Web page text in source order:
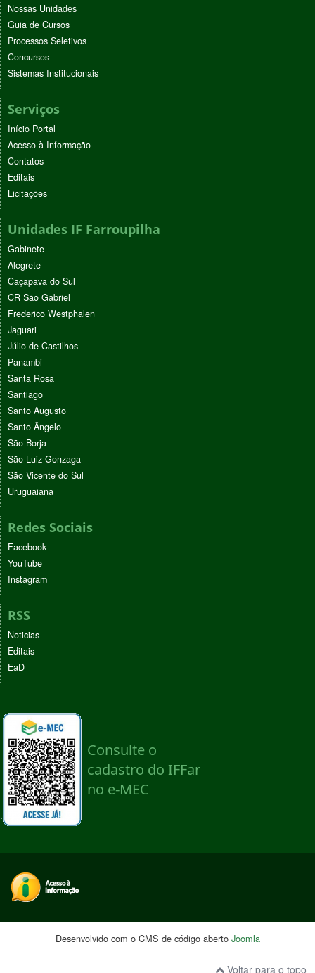
Nossas Unidades
Guia de Cursos
Processos Seletivos
Concursos
Sistemas Institucionais
Serviços
Início Portal
Acesso à Informação
Contatos
Editais
Licitações
Unidades IF Farroupilha
Gabinete
Alegrete
Caçapava do Sul
CR São Gabriel
Frederico Westphalen
Jaguari
Júlio de Castilhos
Panambi
Santa Rosa
Santiago
Santo Augusto
Santo Ângelo
São Borja
São Luiz Gonzaga
São Vicente do Sul
Uruguaiana
Redes Sociais
Facebook
YouTube
Instagram
RSS
Noticias
Editais
EaD
Desenvolvido com o CMS de código aberto Joomla
Voltar para o topo